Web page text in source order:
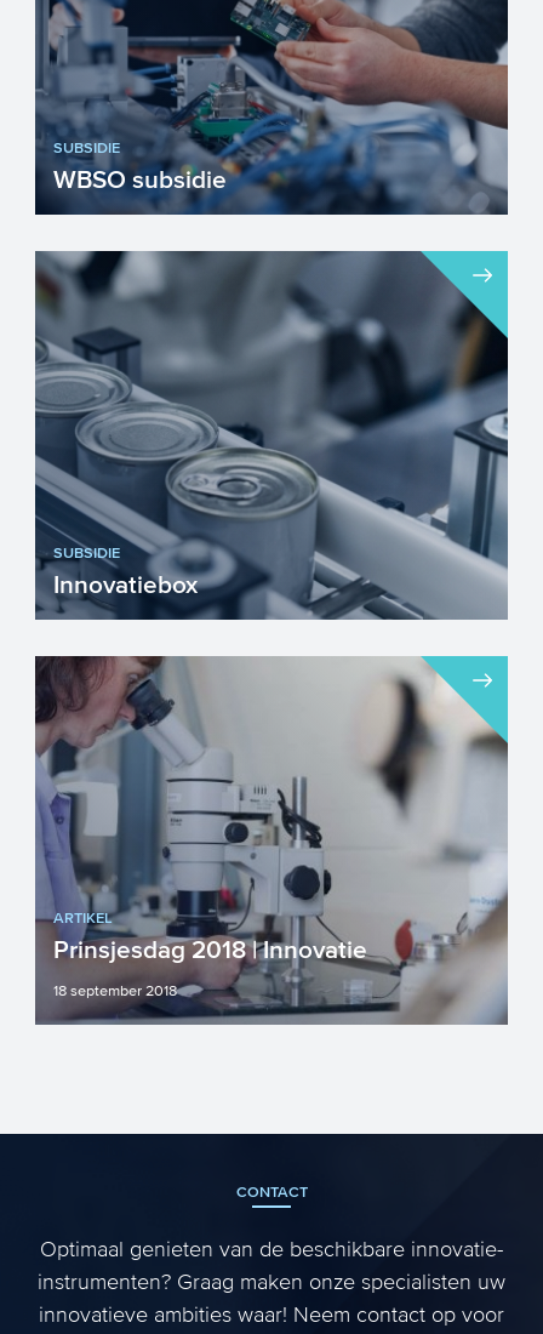
SUBSIDIE
WBSO subsidie
Met de WBSO kunnen innovatieve
bedrijven de loonkosten en andere kosten
en uitgaven voor R&D-pro...
SUBSIDIE
Innovatiebox
De Innovatiebox verlaagt de
vennootschapsbelasting voor winst die
voortkomt uit eigen innovatie. De ...
ARTIKEL
Prinsjesdag 2018 | Innovatie
18 september 2018
(Prinsjesdag) traditiegetrouw haa...
CONTACT
Optimaal genieten van de beschikbare innovatie-
instrumenten? Graag maken onze specialisten uw
innovatieve ambities waar! Neem contact op voor